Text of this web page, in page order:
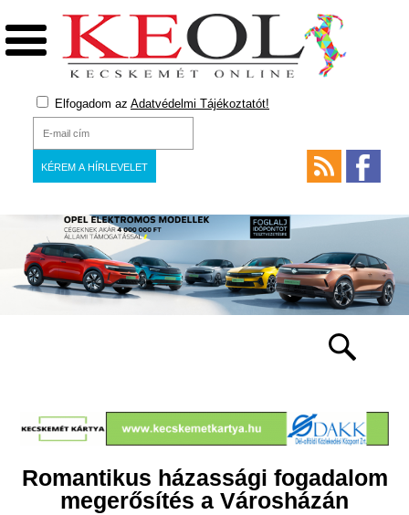
Elfogadom az Adatvédelmi Tájékoztatót!
Romantikus házassági fogadalom
megerősítés a Városházán